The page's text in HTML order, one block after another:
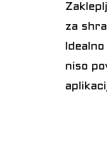
za
niso